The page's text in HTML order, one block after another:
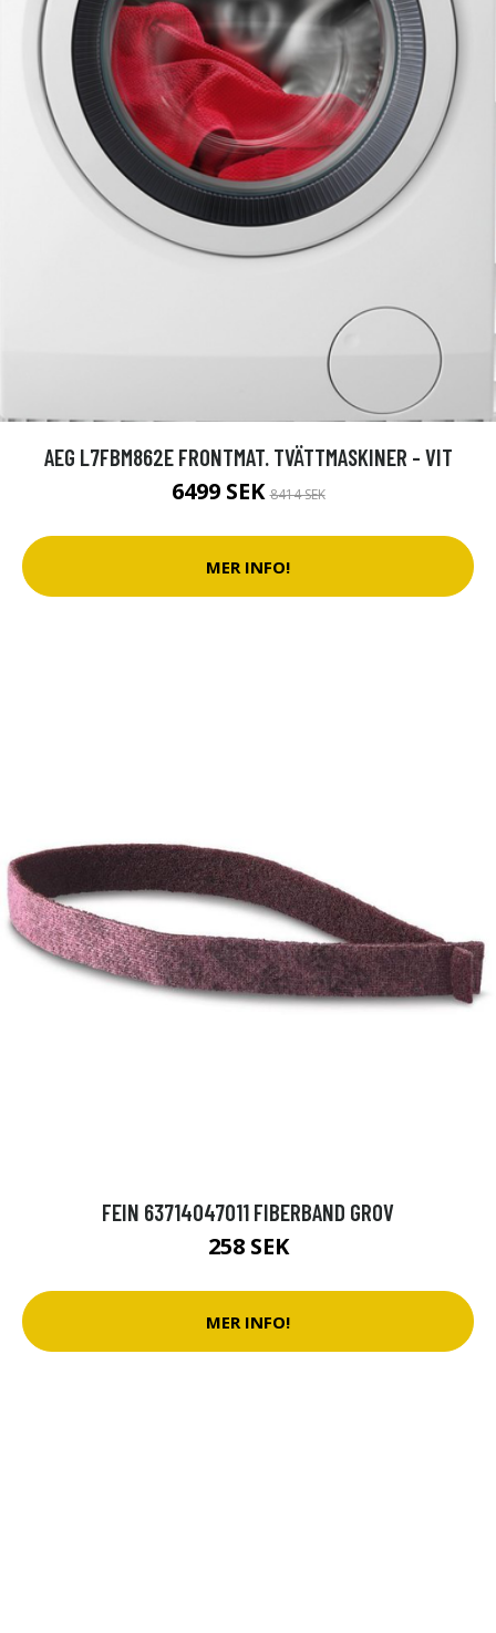
AEG L7FBM862E FRONTMAT. TVÄTTMASKINER - VIT
6499 SEK8414 SEK
MER INFO!
FEIN 63714047011 FIBERBAND GROV
258 SEK
MER INFO!